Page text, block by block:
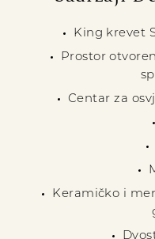
King krevet
Prostor
Centar za
Keramičko i